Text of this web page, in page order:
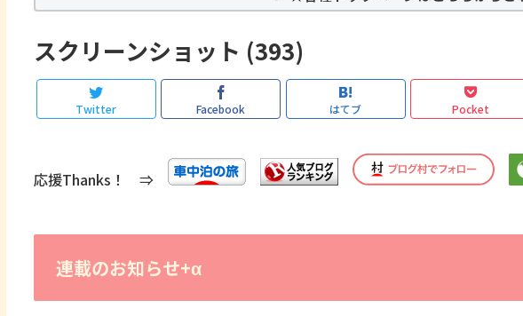
スクリーンショット (393)
Twitter Facebook はてブ Pocket
応援Thanks！ ⇒
連載のお知らせ+α